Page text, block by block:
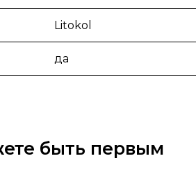
Litokol
да
быть первым